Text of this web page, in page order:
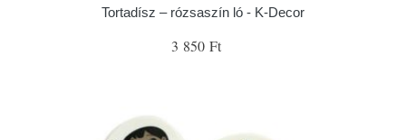
Tortadísz – rózsaszín ló - K-Decor
3 850 Ft